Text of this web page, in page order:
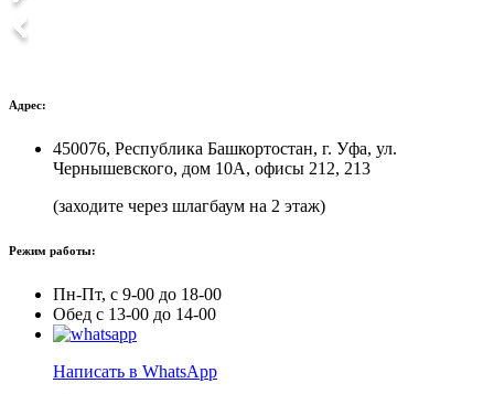
Адрес:
450076, Республика Башкортостан, г. Уфа, ул.
Чернышевского, дом 10А, офисы 212, 213
(заходите через шлагбаум на 2 этаж)
Режим работы:
Пн-Пт, с 9-00 до 18-00
Обед с 13-00 до 14-00
Написать в WhatsApp